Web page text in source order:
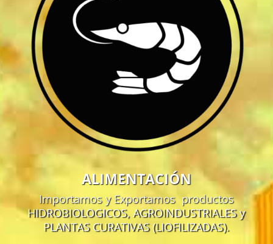
ALIMENTACIÓN
Importamos y Exportamos productos
HIDROBIOLOGICOS, AGROINDUSTRIALES y
PLANTAS CURATIVAS (LIOFILIZADAS).